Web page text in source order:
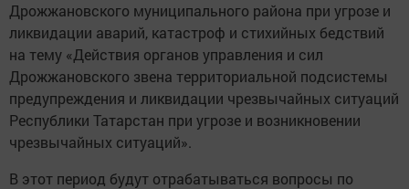
Дрожжановского муниципального района при угрозе и
ликвидации аварий, катастроф и стихийных бедствий
на тему «Действия органов управления и сил
Дрожжановского звена территориальной подсистемы
предупреждения и ликвидации чрезвычайных ситуаций
Республики Татарстан при угрозе и возникновении
чрезвычайных ситуаций».
В этот период будут отрабатываться вопросы по